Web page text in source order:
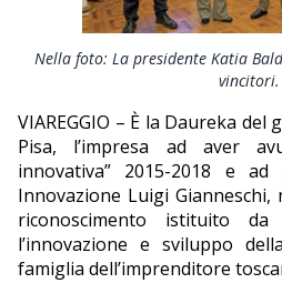
Nella foto: La presidente Katia
vincitori.
VIAREGGIO – È la Daureka
Pisa, l’impresa ad aver
innovativa” 2015-2018 e
Innovazione Luigi Gianneschi,
riconoscimento istituito
l’innovazione e sviluppo
famiglia dell’imprenditore